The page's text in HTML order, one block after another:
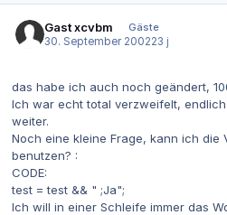
Gast xcvbm
Gäste
30. September 200223 j
das habe ich auch noch geändert,
Ich war echt total verzweifelt,
weiter.
Noch eine kleine Frage, kann ich die
benutzen? :
CODE:
test = test && " ;Ja";
Ich will in einer Schleife immer das